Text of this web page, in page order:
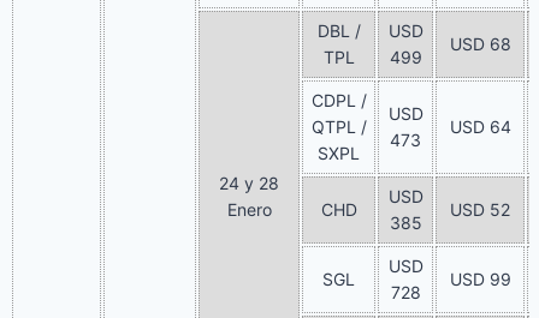
24 y 28
Enero
DBL /
TPL
USD
499
USD 68
CDPL /
QTPL /
SXPL
USD
473
USD 64
CHD
USD
385
USD 52
SGL
USD
728
USD 99